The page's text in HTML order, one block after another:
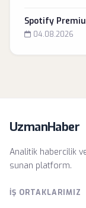
Spotify
04.08.2026
UzmanHaber
Analitik habercilik
sunan platform.
İŞ ORTAKLARIMIZ